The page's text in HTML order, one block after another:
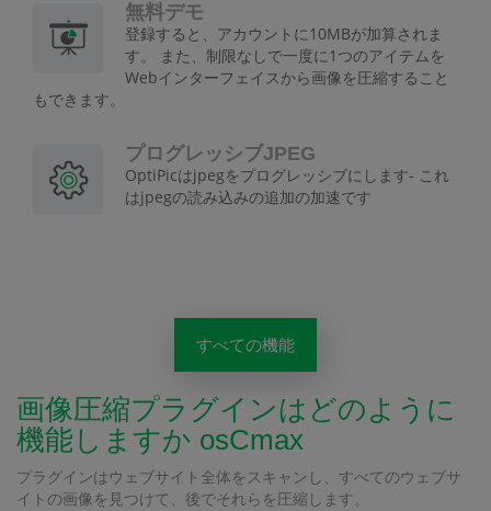
無料デモ
登録すると、アカウントに10MBが加算されま
す。 また、制限なしで一度に1つのアイテムを
Webインターフェイスから画像を圧縮すること
もできます。
プログレッシブJPEG
OptiPicはjpegをプログレッシブにします- これ
はjpegの読み込みの追加の加速です
すべての機能
画像圧縮プラグインはどのように
機能しますか osCmax
プラグインはウェブサイト全体をスキャンし、すべてのウェブサ
イトの画像を見つけて、後でそれらを圧縮します。